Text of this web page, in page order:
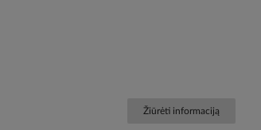
Žiūrėti informaciją